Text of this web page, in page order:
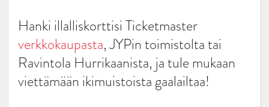
Hanki illalliskorttisi Ticketmaster
verkkokaupasta, JYPin toimistolta tai
Ravintola Hurrikaanista, ja tule mukaan
viettämään ikimuistoista gaalailtaa!